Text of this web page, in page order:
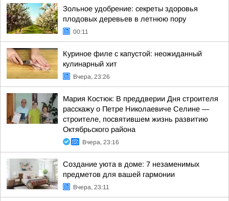
Зольное удобрение: секреты здоровья
плодовых деревьев в летнюю пору
00:11
Куриное филе с капустой: неожиданный
кулинарный хит
Вчера, 23:26
Мария Костюк: В преддверии Дня строителя
расскажу о Петре Николаевиче Селине —
строителе, посвятившем жизнь развитию
Октябрьского района
Вчера, 23:16
Создание уюта в доме: 7 незаменимых
предметов для вашей гармонии
Вчера, 23:11